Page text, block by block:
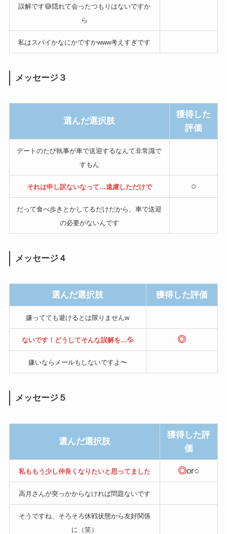
誤解です😅隠れて会ったつもりはないですか
ら
私はスパイかなにかですかwww考えすぎです
メッセージ３
選んだ選択肢
獲得した
評価
デートのたび執事が車で送迎するなんて非常識で
すもん
それは申し訳ないなって…遠慮しただけで ○
だって食べ歩きとかしてるだけだから、車で送迎
の必要がないんです
メッセージ４
選んだ選択肢 獲得した評価
嫌ってても避けるとは限りませんw
ないです！どうしてそんな誤解を…💦 ◎
嫌いならメールもしないですよ〜
メッセージ５
選んだ選択肢
獲得した評
価
私ももう少し仲良くなりたいと思ってました ◎or○
高月さんが突っかからなければ問題ないです
そうですね、そろそろ休戦状態から友好関係
に（笑）